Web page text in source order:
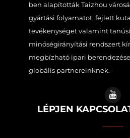
ben alapították Taizhou
gyártási folyamatot, fejlett
tevékenységet valamint
minőségirányítási rendszert
megbízható ipari
globális partnereinknek.
LÉPJEN